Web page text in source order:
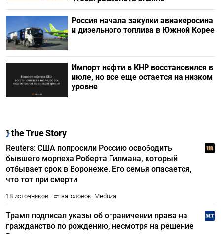
Россия начала закупки авиакеросина
и дизельного топлива в Южной Корее
Импорт нефти в КНР восстановился в
июле, но все еще остается на низком
уровне